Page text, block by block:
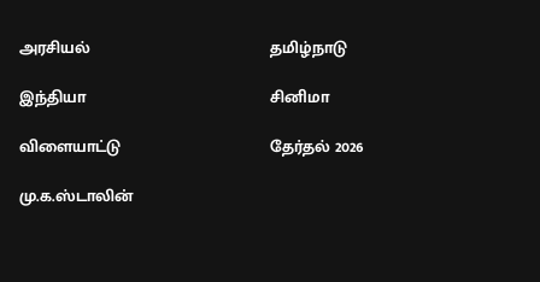
அரசியல்
தமிழ்நாடு
இந்தியா
சினிமா
விளையாட்டு
தேர்தல் 2026
மு.க.ஸ்டாலின்